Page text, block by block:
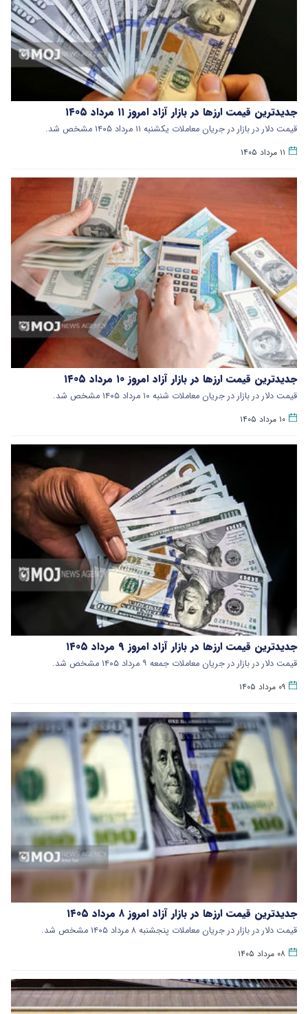
جدیدترین قیمت ارزها در بازار آزاد امروز ۱۱ مرداد ۱۴۰۵
قیمت دلار در بازار در جریان معاملات یکشنبه ۱۱ مرداد ۱۴۰۵ مشخص شد.
۱۱ مرداد ۱۴۰۵
جدیدترین قیمت ارزها در بازار آزاد امروز ۱۰ مرداد ۱۴۰۵
قیمت دلار در بازار در جریان معاملات شنبه ۱۰ مرداد ۱۴۰۵ مشخص شد.
۱۰ مرداد ۱۴۰۵
جدیدترین قیمت ارزها در بازار آزاد امروز ۹ مرداد ۱۴۰۵
قیمت دلار در بازار در جریان معاملات جمعه ۹ مرداد ۱۴۰۵ مشخص شد.
۰۹ مرداد ۱۴۰۵
جدیدترین قیمت ارزها در بازار آزاد امروز ۸ مرداد ۱۴۰۵
قیمت دلار در بازار در جریان معاملات پنجشنبه ۸ مرداد ۱۴۰۵ مشخص شد.
۰۸ مرداد ۱۴۰۵